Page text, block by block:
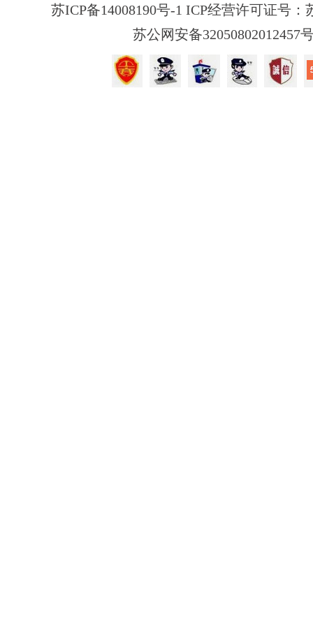
苏ICP备14008190号-1 ICP经营许可证号：
苏公网安备32050802012457